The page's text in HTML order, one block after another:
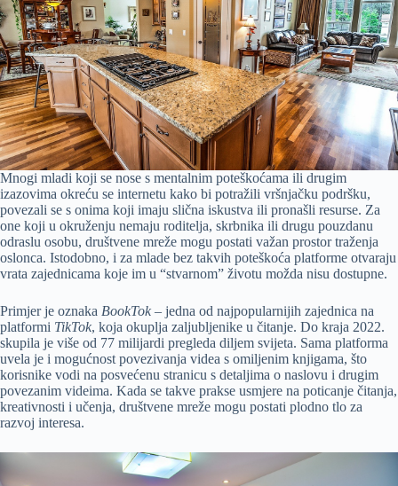
Mnogi mladi koji se nose s mentalnim poteškoćama ili drugim
izazovima okreću se internetu kako bi potražili vršnjačku podršku,
povezali se s onima koji imaju slična iskustva ili pronašli resurse. Za
one koji u okruženju nemaju roditelja, skrbnika ili drugu pouzdanu
odraslu osobu, društvene mreže mogu postati važan prostor traženja
oslonca. Istodobno, i za mlade bez takvih poteškoća platforme otvaraju
vrata zajednicama koje im u “stvarnom” životu možda nisu dostupne.
Primjer je oznaka BookTok – jedna od najpopularnijih zajednica na
platformi TikTok, koja okuplja zaljubljenike u čitanje. Do kraja 2022.
skupila je više od 77 milijardi pregleda diljem svijeta. Sama platforma
uvela je i mogućnost povezivanja videa s omiljenim knjigama, što
korisnike vodi na posvećenu stranicu s detaljima o naslovu i drugim
povezanim videima. Kada se takve prakse usmjere na poticanje čitanja,
kreativnosti i učenja, društvene mreže mogu postati plodno tlo za
razvoj interesa.